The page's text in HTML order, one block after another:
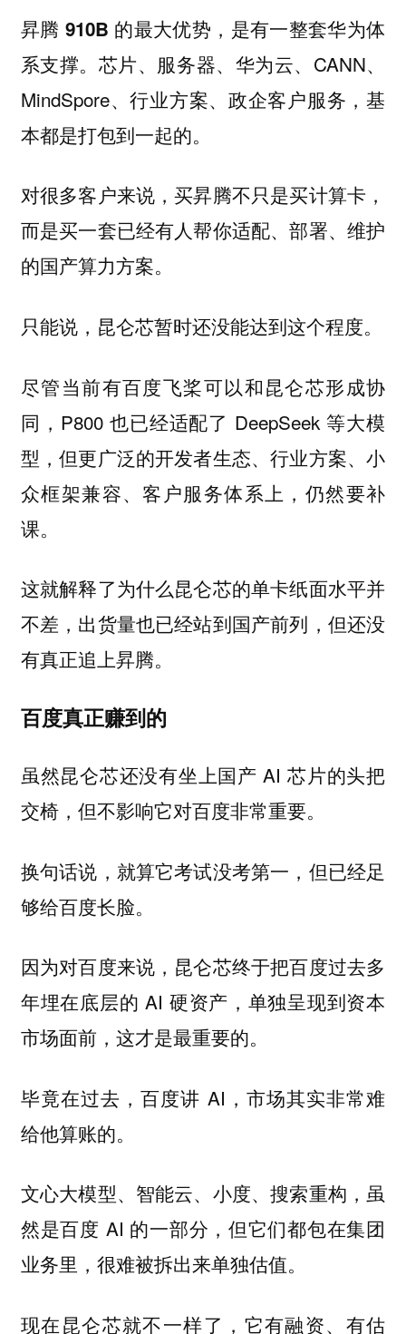
昇腾 910B 的最大优势，是有一整套华为体
系支撑。 芯片、服务器、华为云、CANN、
MindSpore、行业方案、政企客户服务，基
本都是打包到一起的。
对很多客户来说，买昇腾不只是买计算卡，
而是买一套已经有人帮你适配、部署、维护
的国产算力方案。
只能说，昆仑芯暂时还没能达到这个程度。
尽管当前有百度飞桨可以和昆仑芯形成协
同，P800 也已经适配了 DeepSeek 等大模
型，但更广泛的开发者生态、行业方案、小
众框架兼容、客户服务体系上，仍然要补
课。
这就解释了为什么昆仑芯的单卡纸面水平并
不差，出货量也已经站到国产前列，但还没
有真正追上昇腾。
百度真正赚到的
虽然昆仑芯还没有坐上国产 AI 芯片的头把
交椅，但不影响它对百度非常重要。
换句话说，就算它考试没考第一，但已经足
够给百度长脸。
因为对百度来说，昆仑芯终于把百度过去多
年埋在底层的 AI 硬资产，单独呈现到资本
市场面前，这才是最重要的。
毕竟在过去，百度讲 AI，市场其实非常难
给他算账的。
文心大模型、智能云、小度、搜索重构，虽
然是百度 AI 的一部分，但它们都包在集团
业务里，很难被拆出来单独估值。
现在昆仑芯就不一样了，它有融资、有估